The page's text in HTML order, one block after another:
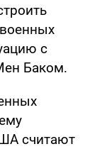
с
Баком.
считают